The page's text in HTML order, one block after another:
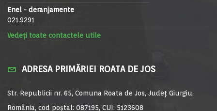
Enel - deranjamente
021.9291
Vedeți toate contactele utile
ADRESA PRIMĂRIEI ROATA DE JOS
Str. Republicii nr. 65, Comuna Roata de Jos, Județ Giurgiu,
România, cod poștal: 087195, CUI: 5123608